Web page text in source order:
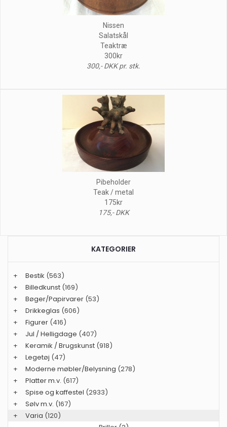
Nissen
Salatskål
Teaktræ
300kr
300,- DKK pr. stk.
Pibeholder
Teak / metal
175kr
175,- DKK
KATEGORIER
+ Bestik (563)
+
Billedkunst (169)
+
Bøger/Papirvarer (53)
+
Drikkeglas (606)
+
Figurer (416)
+
Jul / Helligdage (407)
+
Keramik / Brugskunst (918)
+
Legetøj (47)
+
Moderne møbler/Belysning (278)
+
Platter m.v. (617)
+
Spise og kaffestel (2933)
+
Sølv m.v. (167)
+
Varia (120)